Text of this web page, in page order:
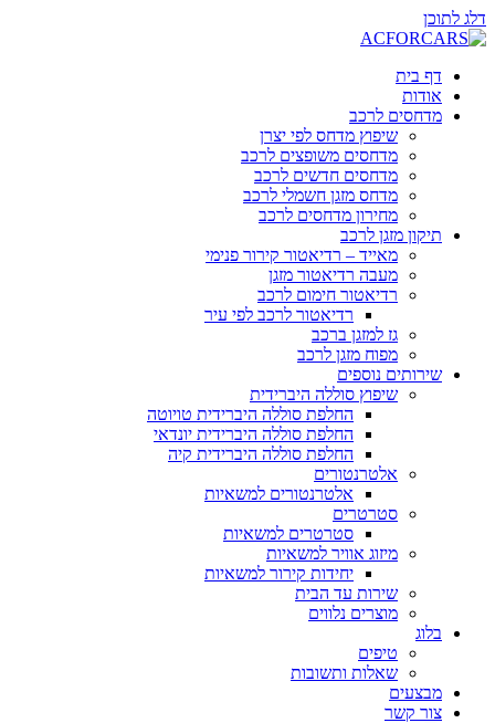
דלג לתוכן
דף בית
אודות
מדחסים לרכב
שיפוץ מדחס לפי יצרן
מדחסים משופצים לרכב
מדחסים חדשים לרכב
מדחס מזגן חשמלי לרכב
מחירון מדחסים לרכב
תיקון מזגן לרכב
מאייד – רדיאטור קירור פנימי
מעבה רדיאטור מזגן
רדיאטור חימום לרכב
רדיאטור לרכב לפי עיר
גז למזגן ברכב
מפוח מזגן לרכב
שירותים נוספים
שיפוץ סוללה היברידית
החלפת סוללה היברידית טויוטה
החלפת סוללה היברידית יונדאי
החלפת סוללה היברידית קיה
אלטרנטורים
אלטרנטורים למשאיות
סטרטרים
סטרטרים למשאיות
מיזוג אוויר למשאיות
יחידות קירור למשאיות
שירות עד הבית
מוצרים נלווים
בלוג
טיפים
שאלות ותשובות
מבצעים
צור קשר